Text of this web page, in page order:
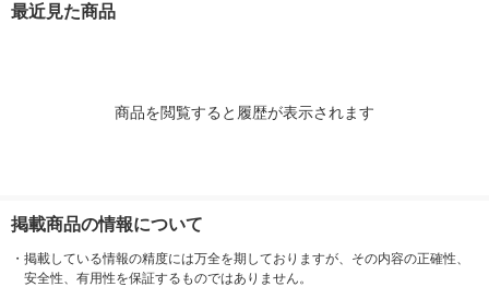
最近見た商品
商品を閲覧すると履歴が表示されます
掲載商品の情報について
・ 掲載している情報の精度には万全を期しておりますが、その内容の正確性、
安全性、有用性を保証するものではありません。